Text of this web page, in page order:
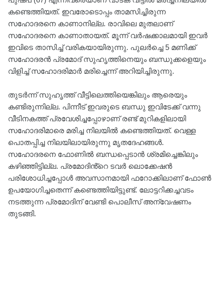
കണ്ടെത്തിയത്. ഇവരോടൊപ്പം താമസിച്ചിരുന്ന
സഹോദരനെ കാണാനില്ല. രാവിലെ മുതലാണ്
സഹോദരനെ കാണാതായത്. മൂന്ന് വർഷക്കാലമായി ഇവർ
ഇവിടെ താസിച്ച് വരികയായിരുന്നു. പുലർച്ചെ 5 മണിക്ക്
സഹോദരൻ പ്രമോദ് സുഹൃത്തിനെയും ബന്ധുക്കളെയും
വിളിച്ച് സഹോദരിമാർ മരിച്ചെന്ന് അറിയിച്ചിരുന്നു.
തുടർന്ന് സുഹൃത്ത് വീട്ടിലെത്തിയെങ്കിലും ആരെയും
കണ്ടിരുന്നില്ല. പിന്നീട് ഇവരുടെ ബന്ധു ഇവിടേക്ക് വന്നു
വീടിനകത്ത് പ്രവേശിച്ചപ്പോഴാണ് രണ്ട് മുറികളിലായി
സഹോദരിമാരെ മരിച്ച നിലയിൽ കണ്ടെത്തിയത്. വെള്ള
പൊതപ്പിച്ച നിലയിലായിരുന്നു മൃതദേഹങ്ങൾ.
സഹോദരനെ ഫോണിൽ ബന്ധപ്പെടാൻ ശ്രമിച്ചെങ്കിലും
കഴിഞ്ഞിട്ടില്ല. പ്രമോദിൻ്റെ ടവർ ലൊക്കേഷൻ
പരിശോധിച്ചപ്പോൾ അവസാനമായി ഫറോക്കിലാണ് ഫോൺ
ഉപയോ​ഗിച്ചതെന്ന് കണ്ടെത്തിയിട്ടുണ്ട്. ലോട്ടറിക്കച്ചവടം
നടത്തുന്ന പ്രമോദിന് വേണ്ടി പൊലീസ് അന്വേഷണം
തുടങ്ങി.